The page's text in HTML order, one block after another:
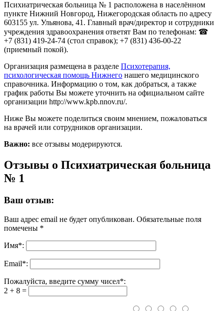
Психиатрическая больница № 1 расположена в населённом
пункте Нижний Новгород, Нижегородская область по адресу
603155 ул. Ульянова, 41. Главный врач/директор и сотрудники
учреждения здравоохранения ответят Вам по телефонам: ☎
+7 (831) 419-24-74 (стол справок); +7 (831) 436-00-22
(приемный покой).
Организация размещена в разделе Психотерапия,
психологическая помощь Нижнего нашего медицинского
справочника. Информацию о том, как добраться, а также
график работы Вы можете уточнить на официальном сайте
организации http://www.kpb.nnov.ru/.
Ниже Вы можете поделиться своим мнением, пожаловаться
на врачей или сотрудников организации.
Важно: все отзывы модерируются.
Отзывы о Психиатрическая больница
№ 1
Ваш отзыв:
Ваш адрес email не будет опубликован. Обязательные поля
помечены *
Имя*:
Email*:
Пожалуйста, введите сумму чисел*:
2 + 8 =